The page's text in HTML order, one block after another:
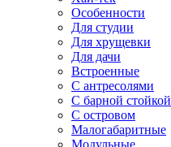
Особенности
Для студии
Для хрущевки
Для дачи
Встроенные
С антресолями
С барной стойкой
С островом
Малогабаритные
Модульные